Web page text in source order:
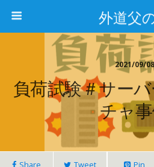
外道父
2021/09/08
負荷試験＃サー
チャ
Share Tweet Pin